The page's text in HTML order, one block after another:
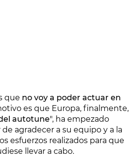
que no voy a poder actuar en
es que Europa, finalmente,
autotune", ha empezado
agradecer a su equipo y a la
esfuerzos realizados para que
llevar a cabo.